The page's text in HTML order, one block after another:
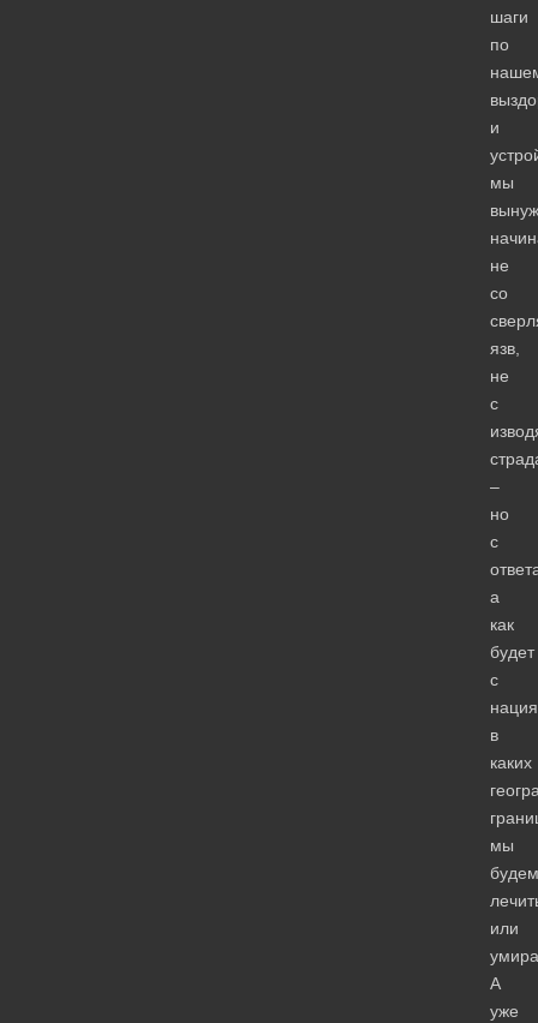
шаги
по
и
мы
не
со
язв,
не
с
–
но
с
а
как
будет
с
в
каких
мы
будем
или
А
уже